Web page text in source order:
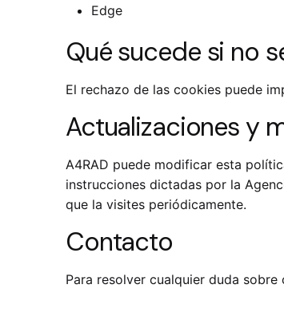
Edge
Qué sucede si no
El rechazo de las cookies puede
Actualizaciones y
A4RAD puede modificar esta
instrucciones dictadas por la
que la visites periódicamente.
Contacto
Para resolver cualquier duda